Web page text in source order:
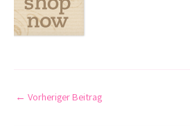
← Vorheriger Beitrag